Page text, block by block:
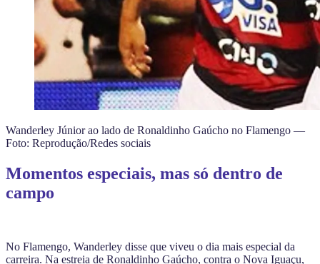
Wanderley Júnior ao lado de Ronaldinho Gaúcho no Flamengo —
Foto: Reprodução/Redes sociais
Momentos especiais, mas só dentro de
campo
No Flamengo, Wanderley disse que viveu o dia mais especial da
carreira. Na estreia de Ronaldinho Gaúcho, contra o Nova Iguaçu,